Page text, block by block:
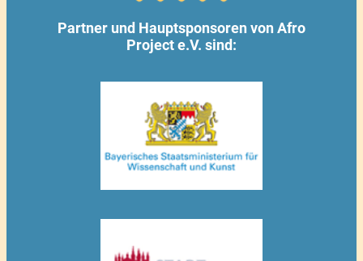
Partner und Hauptsponsoren von Afro
Project e.V. sind: